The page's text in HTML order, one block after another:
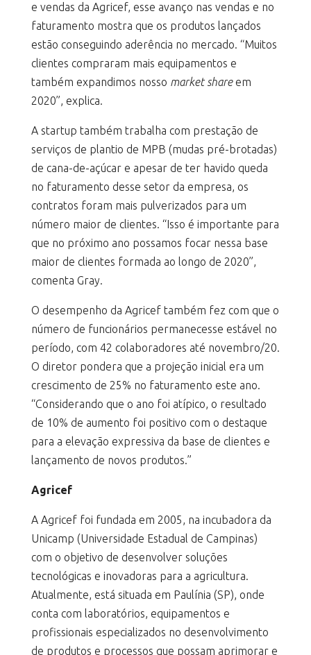
e vendas da Agricef, esse avanço nas vendas e no
faturamento mostra que os produtos lançados
estão conseguindo aderência no mercado. “Muitos
clientes compraram mais equipamentos e
também expandimos nosso market shareem
2020”, explica.
A startup também trabalha com prestação de
serviços de plantio de MPB (mudas pré-brotadas)
de cana-de-açúcar e apesar de ter havido queda
no faturamento desse setor da empresa, os
contratos foram mais pulverizados para um
número maior de clientes. “Isso é importante para
que no próximo ano possamos focar nessa base
maior de clientes formada ao longo de 2020”,
comenta Gray.
O desempenho da Agricef também fez com que o
número de funcionários permanecesse estável no
período, com 42 colaboradores até novembro/20.
O diretor pondera que a projeção inicial era um
crescimento de 25% no faturamento este ano.
“Considerando que o ano foi atípico, o resultado
de 10% de aumento foi positivo com o destaque
para a elevação expressiva da base de clientes e
lançamento de novos produtos.”
Agricef
A Agricef foi fundada em 2005, na incubadora da
Unicamp (Universidade Estadual de Campinas)
com o objetivo de desenvolver soluções
tecnológicas e inovadoras para a agricultura.
Atualmente, está situada em Paulínia (SP), onde
conta com laboratórios, equipamentos e
profissionais especializados no desenvolvimento
de produtos e processos que possam aprimorar e